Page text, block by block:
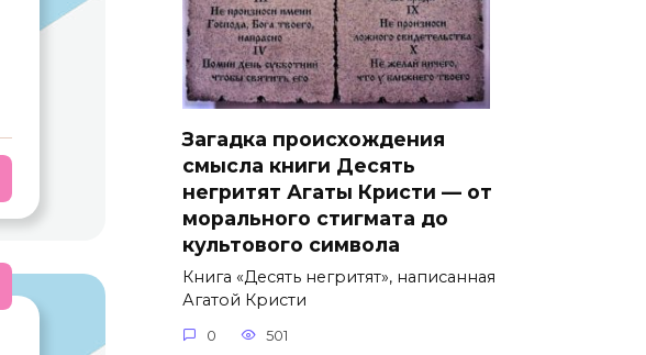
Загадка происхождения
смысла книги Десять
негритят Агаты Кристи — от
морального стигмата до
культового символа
Книга «Десять негритят», написанная
Агатой Кристи
0 501